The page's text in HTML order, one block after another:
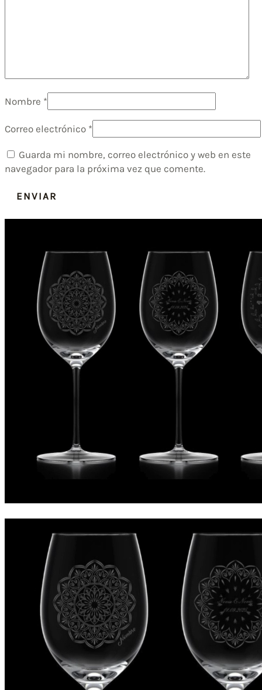
Nombre *
Correo electrónico *
Guarda mi nombre, correo electrónico y web en este
navegador para la próxima vez que comente.